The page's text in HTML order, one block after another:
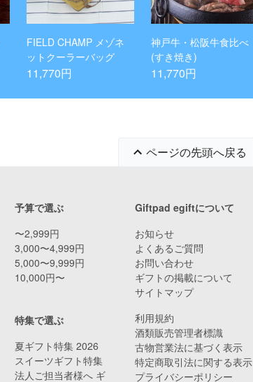
FIELD CHAMP メゾネ
ットクーラーバッグ
11,770円
神戸牛・松阪牛食比べ
(すき焼き)
11,770円
ページの先頭へ戻る
予算で選ぶ
〜2,999円
3,000〜4,999円
5,000〜9,999円
10,000円〜
特集で選ぶ
夏ギフト特集 2026
スイーツギフト特集
法人ご担当者様へ ギ
Giftpad egiftについて
お知らせ
よくあるご質問
お問い合わせ
ギフトの掲載について
サイトマップ
利用規約
酒類販売管理者標識
古物営業法に基づく表示
特定商取引法に関する表示
プライバシーポリシー